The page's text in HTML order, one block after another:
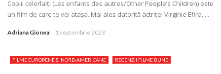
Copiii celorlalţi (Les enfants des autres/Other People’s Children) este
un film de care te vei atașa. Mai ales datorită actriţei Virginie Efira. ...
Adriana Gionea 1 septembrie 2023
FILME EUROPENE SI NORD-AMERICANE RECENZII FILME BUNE